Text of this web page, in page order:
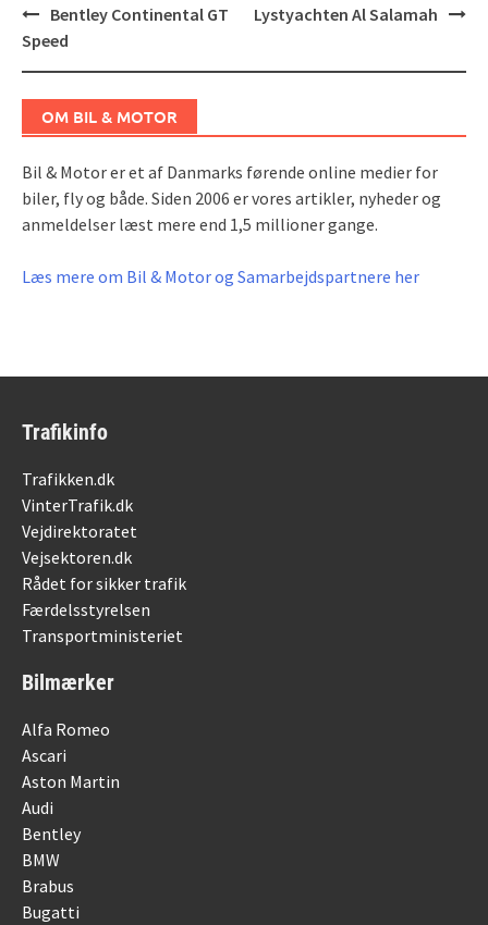
Post
navigation
Bentley Continental GT
Speed
Lystyachten Al Salamah
OM BIL & MOTOR
Bil & Motor er et af Danmarks førende online medier for
biler, fly og både. Siden 2006 er vores artikler, nyheder og
anmeldelser læst mere end 1,5 millioner gange.
Læs mere om Bil & Motor og Samarbejdspartnere her
Trafikinfo
Trafikken.dk
VinterTrafik.dk
Vejdirektoratet
Vejsektoren.dk
Rådet for sikker trafik
Færdelsstyrelsen
Transportministeriet
Bilmærker
Alfa Romeo
Ascari
Aston Martin
Audi
Bentley
BMW
Brabus
Bugatti